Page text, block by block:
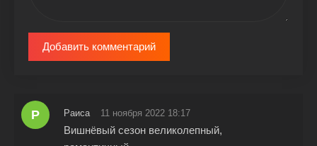
Добавить комментарий
Р Раиса 11 ноября 2022 18:17
Вишнёвый сезон великолепный,